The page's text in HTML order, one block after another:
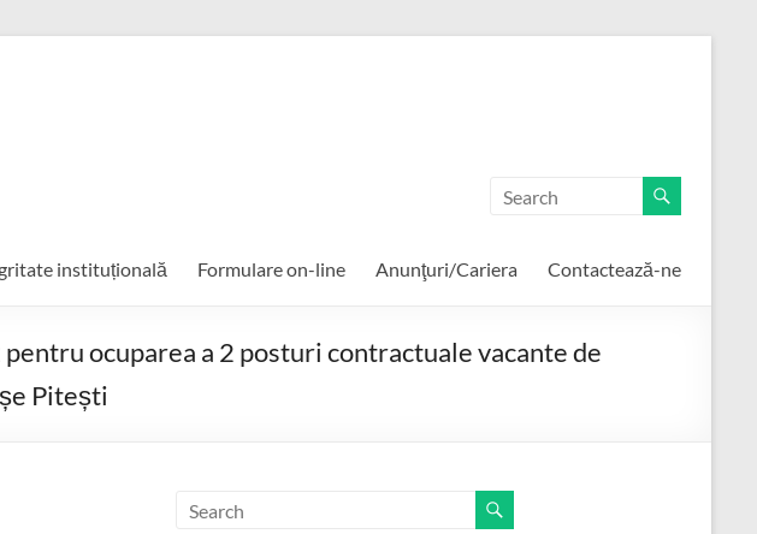
instituțională Formulare on-line Anunţuri/Cariera Contactează-ne
ocuparea a 2 posturi contractuale vacante de
Pitești